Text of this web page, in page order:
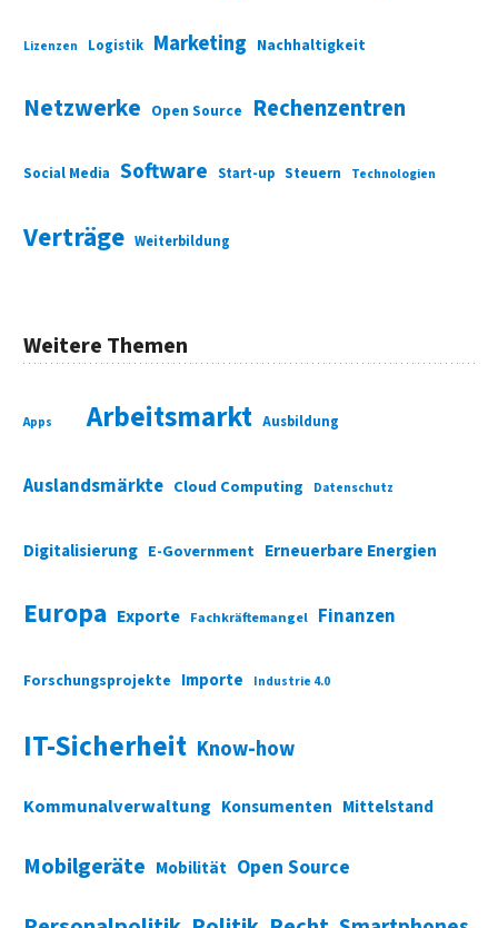
Lizenzen Logistik Marketing Nachhaltigkeit
Netzwerke Open Source Rechenzentren
Social Media Software Start-up Steuern Technologien
Verträge Weiterbildung
Weitere Themen
Apps Arbeitsmarkt Ausbildung
Auslandsmärkte Cloud Computing Datenschutz
Digitalisierung E-Government Erneuerbare Energien
Europa Exporte Fachkräftemangel Finanzen
Forschungsprojekte Importe Industrie 4.0
IT-Sicherheit Know-how
Kommunalverwaltung Konsumenten Mittelstand
Mobilgeräte Mobilität Open Source